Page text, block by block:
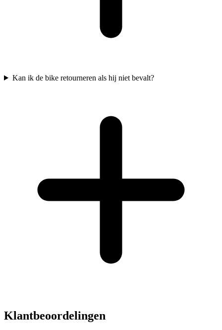
Kan ik de bike retourneren als hij niet bevalt?
Klantbeoordelingen